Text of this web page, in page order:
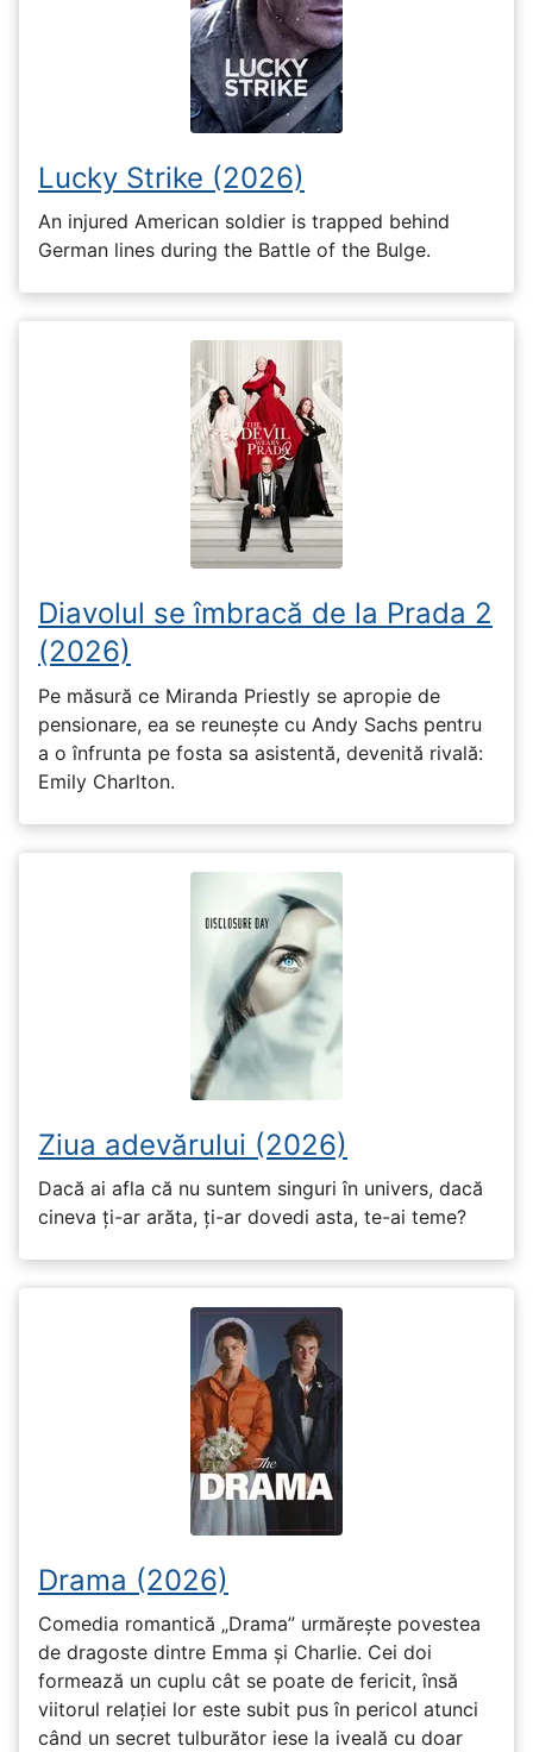
Lucky Strike (2026)
An injured American soldier is trapped behind
German lines during the Battle of the Bulge.
Diavolul se îmbracă de la Prada 2
(2026)
Pe măsură ce Miranda Priestly se apropie de
pensionare, ea se reunește cu Andy Sachs pentru
a o înfrunta pe fosta sa asistentă, devenită rivală:
Emily Charlton.
Ziua adevărului (2026)
Dacă ai afla că nu suntem singuri în univers, dacă
cineva ți-ar arăta, ți-ar dovedi asta, te-ai teme?
Drama (2026)
Comedia romantică „Drama” urmărește povestea
de dragoste dintre Emma și Charlie. Cei doi
formează un cuplu cât se poate de fericit, însă
viitorul relației lor este subit pus în pericol atunci
când un secret tulburător iese la iveală cu doar